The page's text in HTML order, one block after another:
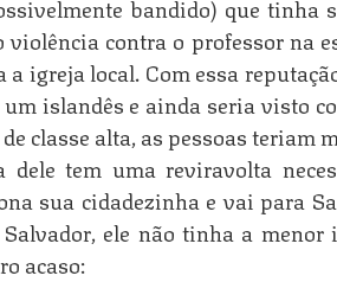
violência contra o professor na
a igreja local. Com essa
islandês e ainda seria visto
classe alta, as pessoas teriam
dele tem uma reviravolta
sua cidadezinha e vai para
ele não tinha a
acaso: